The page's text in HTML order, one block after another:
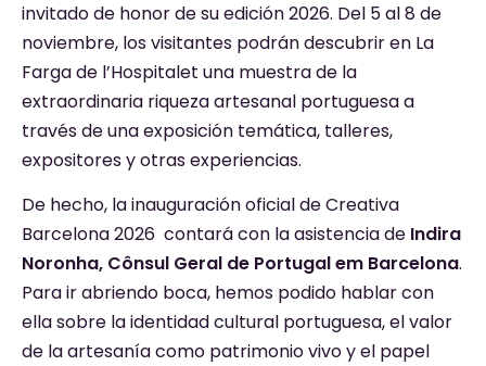
invitado de honor de su edición 2026. Del 5 al 8 de
noviembre, los visitantes podrán descubrir en La
Farga de l’Hospitalet una muestra de la
extraordinaria riqueza artesanal portuguesa a
través de una exposición temática, talleres,
expositores y otras experiencias.
De hecho, la inauguración oficial de Creativa
Barcelona 2026 contará con la asistencia de Indira
Noronha, Cônsul Geral de Portugal em Barcelona.
Para ir abriendo boca, hemos podido hablar con
ella sobre la identidad cultural portuguesa, el valor
de la artesanía como patrimonio vivo y el papel